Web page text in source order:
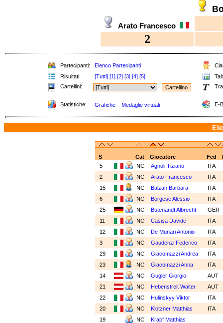
Arato Francesco
2
Partecipanti: Elenco Partecipanti
Risultati:
[Tutti] [1] [2] [3] [4] [5]
Cartellini:
Statistiche: Grafiche Medaglie virtuali E-
S Cat Giocatore Fed
5
NC Agnoli Tiziano
ITA
2
NC Arato Francesco
ITA
15
NC Balzan Barbara
ITA
6
NC Borgese Alessio
ITA
25
NC Butenandt Albrecht
GER
11
NC Casisa Davide
ITA
12
NC De Munari Antonio
ITA
3
NC Gaudenzi Federico
ITA
29
NC Giacomazzi Andrea
ITA
23
NC Giacomazzi Anna
ITA
14
NC Gugler Giorgio
AUT
21
NC Hebenstreit Walter
AUT
22
NC Hulinskyy Viktor
ITA
20
NC Klotzner Matthias
ITA
19
NC
Krapf Matthias